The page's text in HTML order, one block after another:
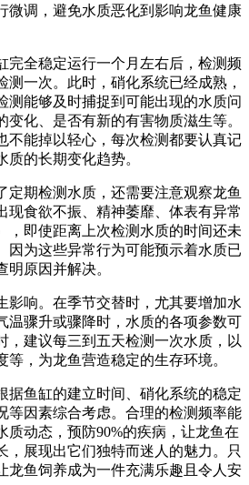
微调，避免水质恶化到影响龙鱼健康
完全稳定运行一个月左右后，检测频
测一次。此时，硝化系统已经成熟，
测能够及时捕捉到可能出现的水质问
化、是否有新的有害物质滋生等。
不能掉以轻心，每次检测都要认真记
的长期变化趋势。
定期检测水质，还需要注意观察龙鱼
现食欲不振、精神萎靡、体表有异常
，即使距离上次检测水质的时间还未
因为这些异常行为可能预示着水质已
原因并解决。
影响。在季节交替时，尤其要增加水
温骤升或骤降时，水质的各项参数可
，建议每三到五天检测一次水质，以
，为龙鱼营造稳定的生存环境。
据鱼缸的建立时间、硝化系统的稳定
等因素综合考虑。合理的检测频率能
质动态，预防90%的疾病，让龙鱼在
，展现出它们独特而迷人的魅力。只
龙鱼饲养成为一件充满乐趣且令人安